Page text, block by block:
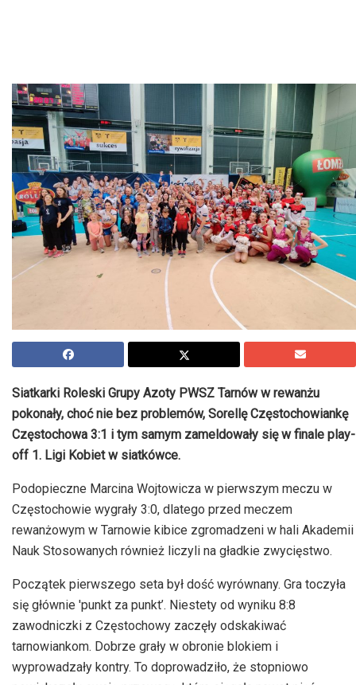
Siatkarki Roleski Grupy Azoty PWSZ Tarnów w rewanżu
pokonały, choć nie bez problemów, Sorellę Częstochowiankę
Częstochowa 3:1 i tym samym zameldowały się w finale play-
off 1. Ligi Kobiet w siatkówce.
Podopieczne Marcina Wojtowicza w pierwszym meczu w
Częstochowie wygrały 3:0, dlatego przed meczem
rewanżowym w Tarnowie kibice zgromadzeni w hali Akademii
Nauk Stosowanych również liczyli na gładkie zwycięstwo.
Początek pierwszego seta był dość wyrównany. Gra toczyła
się głównie 'punkt za punkt’. Niestety od wyniku 8:8
zawodniczki z Częstochowy zaczęły odskakiwać
tarnowiankom. Dobrze grały w obronie blokiem i
wyprowadzały kontry. To doprowadziło, że stopniowo